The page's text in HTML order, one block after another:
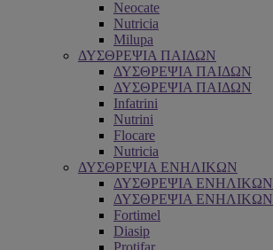
Neocate
Nutricia
Milupa
ΔΥΣΘΡΕΨΙΑ ΠΑΙΔΩΝ
ΔΥΣΘΡΕΨΙΑ ΠΑΙΔΩΝ
ΔΥΣΘΡΕΨΙΑ ΠΑΙΔΩΝ
Infatrini
Nutrini
Flocare
Nutricia
ΔΥΣΘΡΕΨΙΑ ΕΝΗΛΙΚΩΝ
ΔΥΣΘΡΕΨΙΑ ΕΝΗΛΙΚΩΝ
ΔΥΣΘΡΕΨΙΑ ΕΝΗΛΙΚΩΝ
Fortimel
Diasip
Protifar